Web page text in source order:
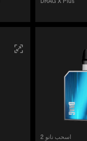
اسحب نانو 2